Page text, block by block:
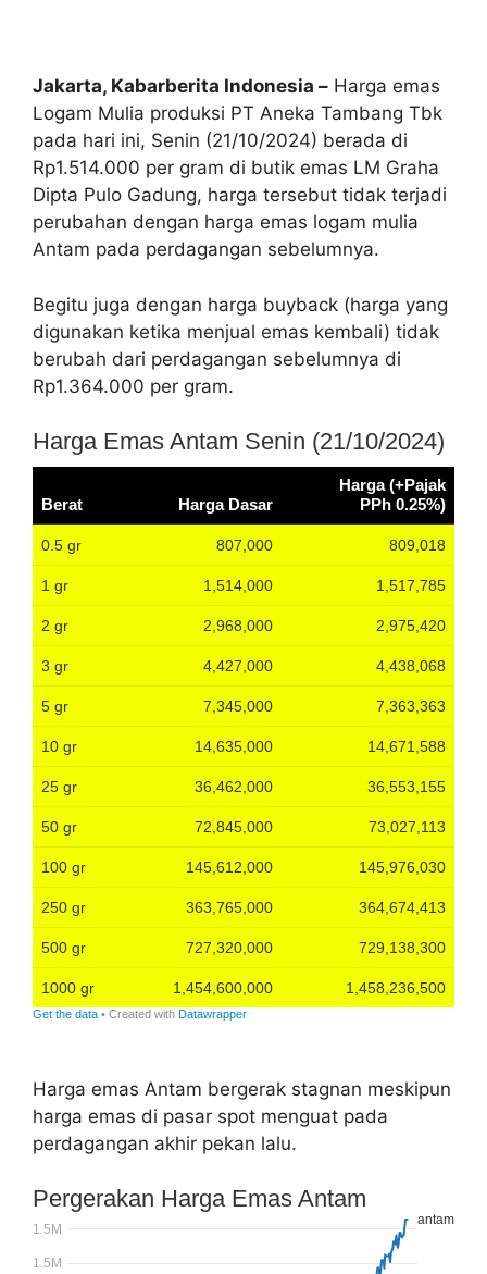
Jakarta, Kabarberita Indonesia – Harga emas
Logam Mulia produksi PT Aneka Tambang Tbk
pada hari ini, Senin (21/10/2024) berada di
Rp1.514.000 per gram di butik emas LM Graha
Dipta Pulo Gadung, harga tersebut tidak terjadi
perubahan dengan harga emas logam mulia
Antam pada perdagangan sebelumnya.
Begitu juga dengan harga buyback (harga yang
digunakan ketika menjual emas kembali) tidak
berubah dari perdagangan sebelumnya di
Rp1.364.000 per gram.
Harga emas Antam bergerak stagnan meskipun
harga emas di pasar spot menguat pada
perdagangan akhir pekan lalu.